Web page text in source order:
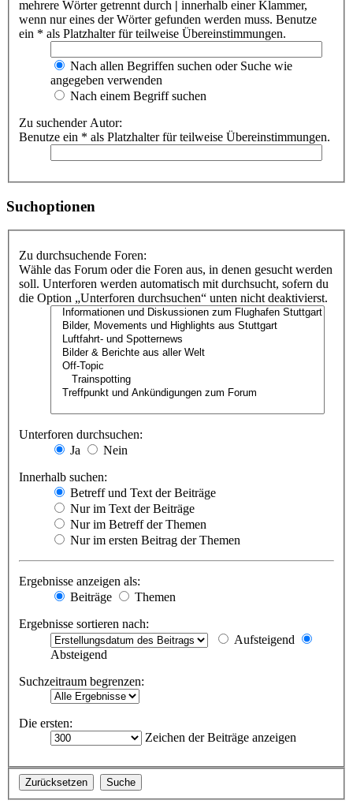
mehrere Wörter getrennt durch | innerhalb einer Klammer,
wenn nur eines der Wörter gefunden werden muss. Benutze
ein * als Platzhalter für teilweise Übereinstimmungen.
Nach allen Begriffen suchen oder Suche wie
angegeben verwenden
Nach einem Begriff suchen
Zu suchender Autor:
Benutze ein * als Platzhalter für teilweise Übereinstimmungen.
Suchoptionen
Zu durchsuchende Foren:
Wähle das Forum oder die Foren aus, in denen gesucht werden
soll. Unterforen werden automatisch mit durchsucht, sofern du
die Option „Unterforen durchsuchen“ unten nicht deaktivierst.
Unterforen durchsuchen:
Ja
Nein
Innerhalb suchen:
Betreff und Text der Beiträge
Nur im Text der Beiträge
Nur im Betreff der Themen
Nur im ersten Beitrag der Themen
Ergebnisse anzeigen als:
Beiträge
Themen
Ergebnisse sortieren nach:
Aufsteigend
Absteigend
Suchzeitraum begrenzen:
Die ersten:
Zeichen der Beiträge anzeigen